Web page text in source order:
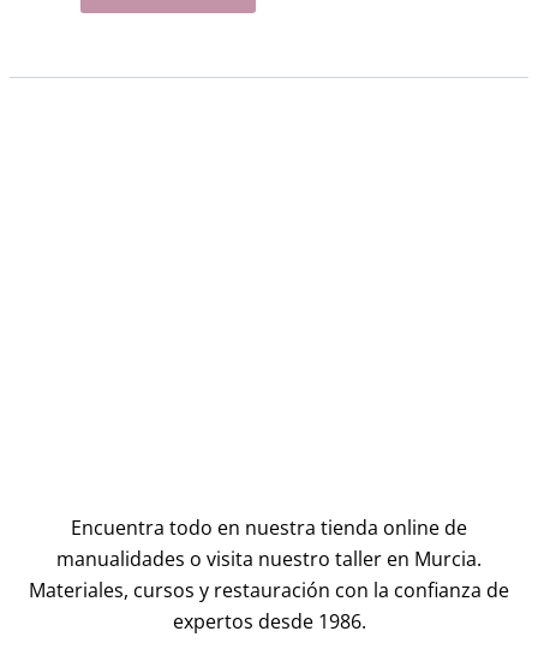
Encuentra todo en nuestra tienda online de
manualidades o visita nuestro taller en Murcia.
Materiales, cursos y restauración con la confianza de
expertos desde 1986.